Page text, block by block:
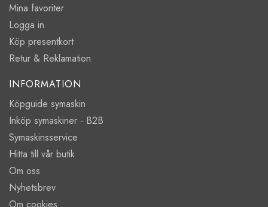
Mina favoriter
Logga in
Köp presentkort
Retur & Reklamation
INFORMATION
Köpguide symaskin
Inköp symaskiner - B2B
Symaskinsservice
Hitta till vår butik
Om oss
Nyhetsbrev
Om cookies